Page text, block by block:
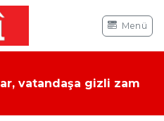
Menü
vatandaşa gizli zam